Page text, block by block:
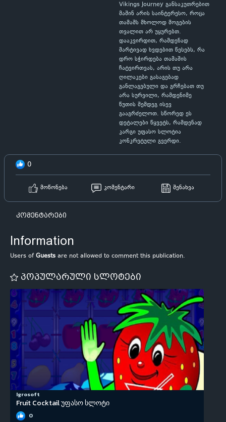
Vikings Journey განსაკუთრებით
მაშინ არის საინტერესო, როცა
თამაშს მხოლოდ მოგების
თვალით არ უყურებთ.
დააკვირდით, რამდენად
მარტივად ხვდებით წესებს, რა
დრო სჭირდება თამაშის
ჩატვირთვას, არის თუ არა
ღილაკები გასაგებად
განლაგებული და გრჩებათ თუ
არა სურვილი, რამდენიმე
წუთის შემდეგ ისევ
გააგრძელოთ. სწორედ ეს
დეტალები წყვეტს, რამდენად
კარგი უფასო სლოტია
კონკრეტული გვერდი.
0
მოწონება კომენტარი შენახვა
კომენტარები
Information
Users ofGuests are not allowed to comment this publication.
პოპულარული სლოტები
Igrosoft
Fruit Cocktail უფასო სლოტი
0